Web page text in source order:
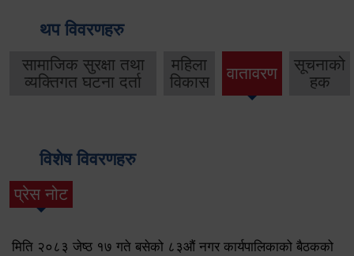
थप विवरणहरु
सामाजिक सुरक्षा तथा
व्यक्तिगत घटना दर्ता
महिला
विकास
वातावरण
सूचनाको
हक
विशेष विवरणहरु
प्रेस नोट
मिति २०८३ जेष्ठ १७ गते बसेको ८३औं नगर कार्यपालिकाको बैठकको